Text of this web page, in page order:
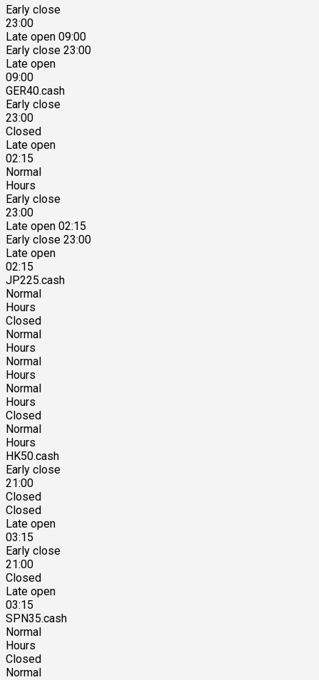
Early close
23:00
Late open 09:00
Early close 23:00
Late open
09:00
GER40.cash
Early close
23:00
Closed
Late open
02:15
Normal
Hours
Early close
23:00
Late open 02:15
Early close 23:00
Late open
02:15
JP225.cash
Normal
Hours
Closed
Normal
Hours
Normal
Hours
Normal
Hours
Closed
Normal
Hours
HK50.cash
Early close
21:00
Closed
Closed
Late open
03:15
Early close
21:00
Closed
Late open
03:15
SPN35.cash
Normal
Hours
Closed
Normal